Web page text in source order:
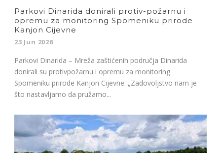
Parkovi Dinarida donirali protiv-požarnu i
opremu za monitoring Spomeniku prirode
Kanjon Cijevne
23 Jun 2026
Parkovi Dinarida – Mreža zaštićenih područja Dinarida
donirali su protivpožarnu i opremu za monitoring
Spomeniku prirode Kanjon Cijevne. „Zadovoljstvo nam je
što nastavljamo da pružamo...